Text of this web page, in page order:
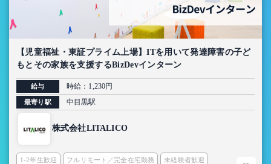
【児童福祉・東証プライム上場】ITを用いて発達障害の子ど
もとその家族を支援するBizDevインターン
給与 時給：1,230円
最寄り駅 中目黒駅
株式会社LITALICO
1-2年生歓迎 フルリモート／完全在宅勤務 未経験者歓迎